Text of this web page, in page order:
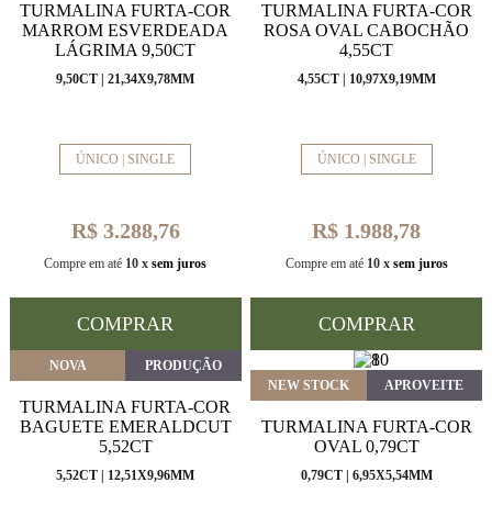
TURMALINA FURTA-COR
MARROM ESVERDEADA
LÁGRIMA 9,50CT
9,50CT | 21,34X9,78MM
ÚNICO | SINGLE
R$ 3.288,76
Compre em até 10 x sem juros
COMPRAR
TURMALINA FURTA-COR
ROSA OVAL CABOCHÃO
4,55CT
4,55CT | 10,97X9,19MM
ÚNICO | SINGLE
R$ 1.988,78
Compre em até 10 x sem juros
COMPRAR
NOVA PRODUÇÃO
TURMALINA FURTA-COR
BAGUETE EMERALDCUT
5,52CT
5,52CT | 12,51X9,96MM
NEW STOCK APROVEITE
TURMALINA FURTA-COR
OVAL 0,79CT
0,79CT | 6,95X5,54MM